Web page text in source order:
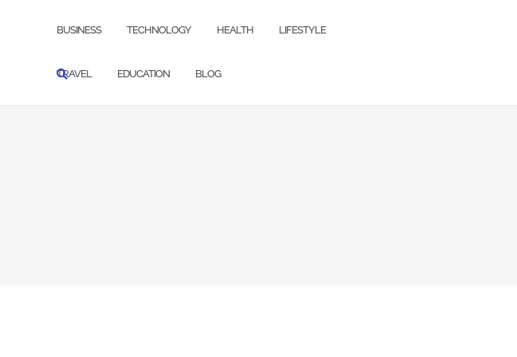
BUSINESS TECHNOLOGY HEALTH LIFESTYLE
TRAVEL EDUCATION BLOG